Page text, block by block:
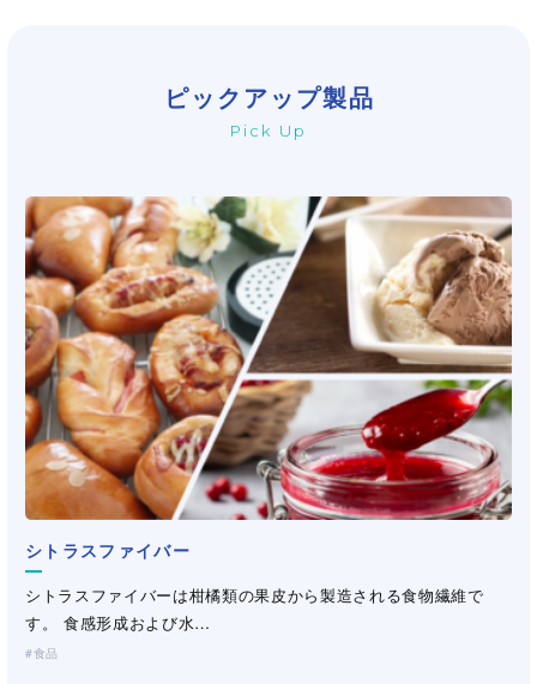
製品から探す
ジャム・フルーツソース・フィリング
デザート（ゼリー・プリン・ヨーグルト）
菓子（グミ、ペクチンゼリー、焼き菓子、チョ
コレート）
冷菓
パン、麺、バッター、ミックス粉
畜肉・水練り製品
総菜
介護食
調味料
ペットフード
用途・機能から探す
栄養・機能強化
食感改良
植物性原料（プラントベース）
蛋白反応性
ピックアップ製品
Pick Up
シトラスファイバー
シトラスファイバーは柑橘類の果皮から製造される食物繊維で
す。 食感形成および水…
食品